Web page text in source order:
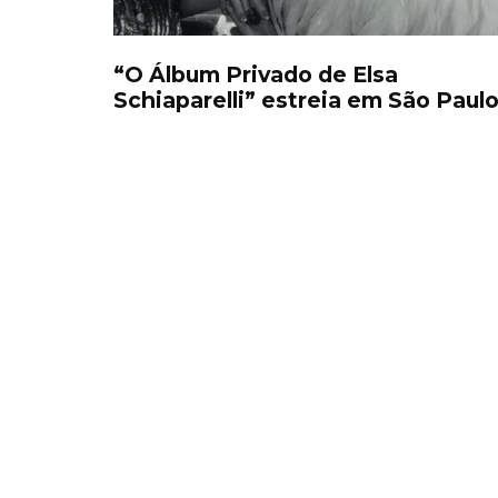
“O Álbum Privado de Elsa
Schiaparelli” estreia em São Paulo